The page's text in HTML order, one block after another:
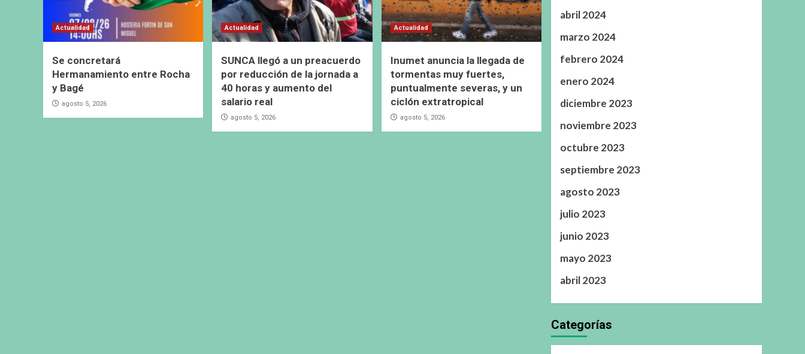
Actualidad
Se concretará
Hermanamiento entre Rocha
y Bagé
agosto 5, 2026
Actualidad
SUNCA llegó a un preacuerdo
por reducción de la jornada a
40 horas y aumento del
salario real
agosto 5, 2026
Actualidad
Inumet anuncia la llegada de
tormentas muy fuertes,
puntualmente severas, y un
ciclón extratropical
agosto 5, 2026
abril 2024
marzo 2024
febrero 2024
enero 2024
diciembre 2023
noviembre 2023
octubre 2023
septiembre 2023
agosto 2023
julio 2023
junio 2023
mayo 2023
abril 2023
Categorías